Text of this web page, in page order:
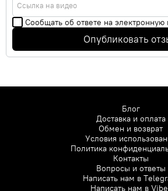
Ссылка на видео
Сообщать об ответе на электронную
Опубликовать
Блог
Доставка и оплата
Обмен и возврат
Условия
Политика
Контакты
Вопросы и ответы
Написать нам в
Написать нам в